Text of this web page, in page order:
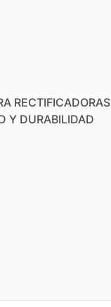
RECTIFICADORAS
Y DURABILIDAD